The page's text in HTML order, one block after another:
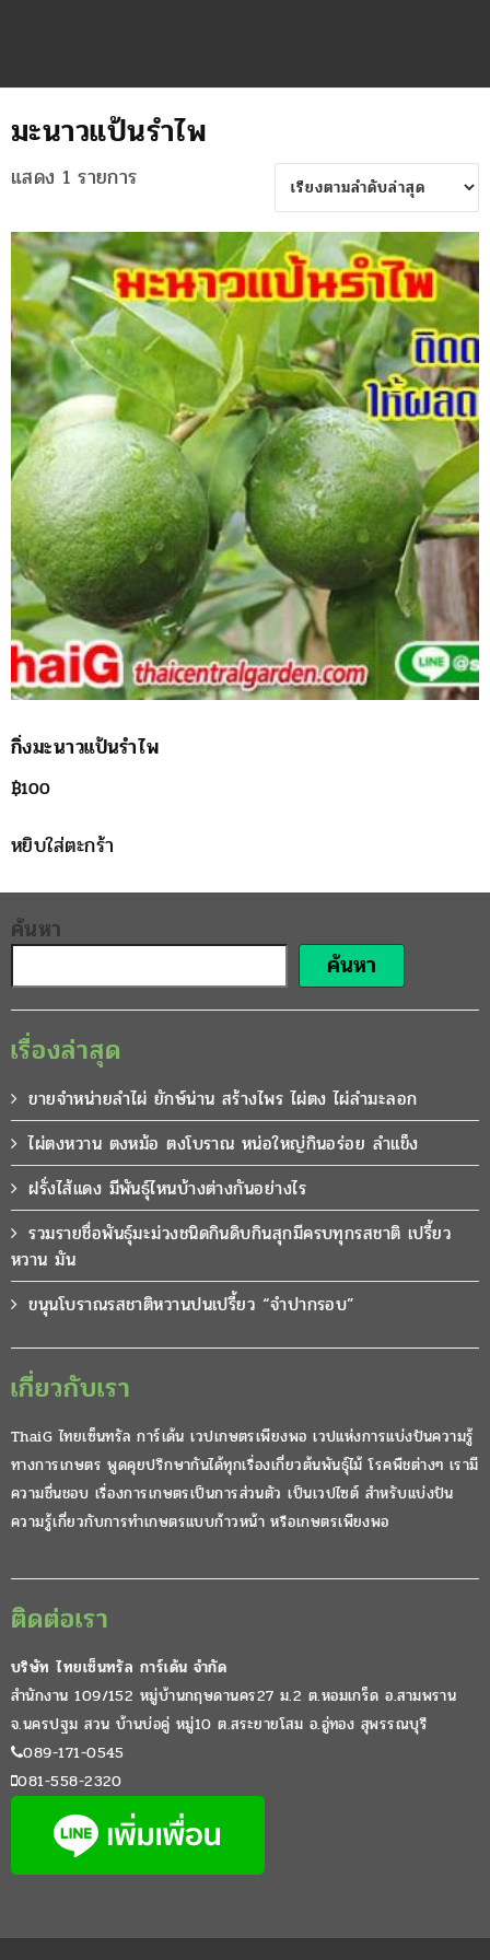
มะนาวแป้นรำไพ
แสดง 1 รายการ
กิ่งมะนาวแป้นรำไพ
฿100
หยิบใส่ตะกร้า
ค้นหา
ค้นหา
เรื่องล่าสุด
ขายจำหน่ายลำไผ่ ยักษ์น่าน สร้างไพร ไผ่ตง ไผ่ลำมะลอก
ไผ่ตงหวาน ตงหม้อ ตงโบราณ หน่อใหญ่กินอร่อย ลำแข็ง
ฝรั่งไส้แดง มีพันธุ์ไหนบ้างต่างกันอย่างไร
รวมรายชื่อพันธุ์มะม่วงชนิดกินดิบกินสุกมีครบทุกรสชาติ เปรี้ยว
หวาน มัน
ขนุนโบราณรสชาติหวานปนเปรี้ยว “จำปากรอบ”
เกี่ยวกับเรา
ThaiG ไทยเซ็นทรัล การ์เด้น เวปเกษตรเพียงพอ เวปแห่งการแบ่งปันความรู้
ทางการเกษตร พูดคุยปรึกษากันได้ทุกเรื่องเกี่ยวต้นพันธุ์ไม้ โรคพืชต่างๆ เรามี
ความชื่นชอบ เรื่องการเกษตรเป็นการส่วนตัว เป็นเวปไซต์ สำหรับแบ่งปัน
ความรู้เกี่ยวกับการทำเกษตรแบบก้าวหน้า หรือเกษตรเพียงพอ
ติดต่อเรา
บริษัท ไทยเซ็นทรัล การ์เด้น จำกัด
สำนักงาน 109/152 หมู่บ้านกฤษดานคร27 ม.2 ต.หอมเกร็ด อ.สามพราน
จ.นครปฐม สวน บ้านบ่อคู่ หมู่10 ต.สระยายโสม อ.อู่ทอง สุพรรณบุรี
089-171-0545
081-558-2320